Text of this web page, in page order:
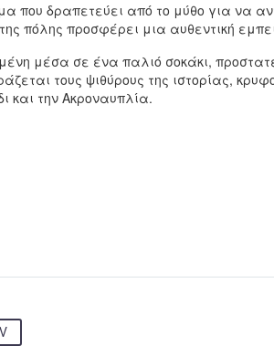
που δραπετεύει από το μύθο για να
πόλης προσφέρει μια αυθεντική
μέσα σε ένα παλιό σοκάκι,
τους ψιθύρους της ιστορίας,
και την Ακροναυπλία.